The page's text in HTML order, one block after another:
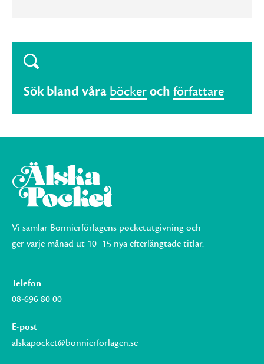
Sök bland våra böckeroch författare
Vi samlar Bonnierförlagens pocketutgivning och
ger varje månad ut 10–15 nya efterlängtade titlar.
Telefon
08-696 80 00
E-post
alskapocket@bonnierforlagen.se